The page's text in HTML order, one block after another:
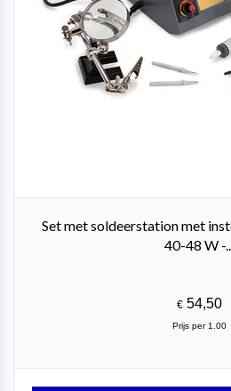
Set met soldeerstation met
40-48 W -
€54,50
Prijs per 1.00